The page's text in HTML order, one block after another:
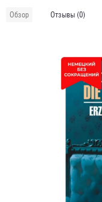
Обзор Отзывы (0)